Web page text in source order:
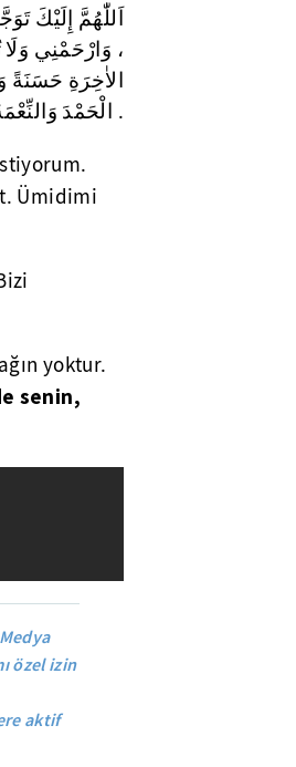
اَللّٰهُمَّ إِلَيْكَ
، وَارْحَمْنِي
الاٰخِرَةِ حَسَنَةً
الْحَمْدَ وَالنِّعْمَةَ لَكَ وَالْمُلْكَ ، لَا شَرِيكَ لَكَ .
Ümidimi
yoktur.
senin,
özel izin
aktif